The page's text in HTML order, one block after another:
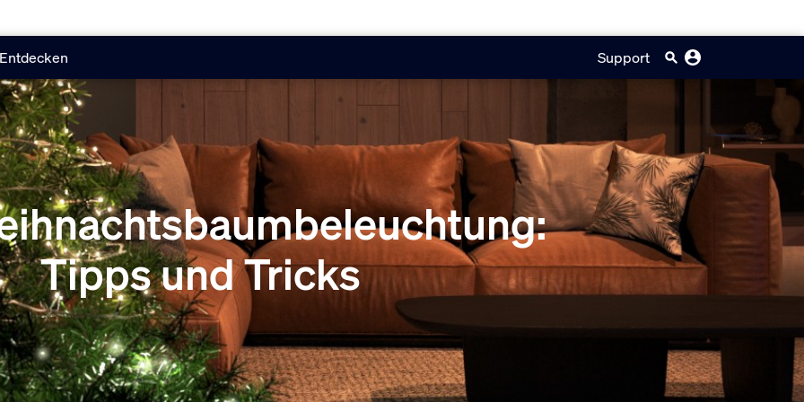
Entdecken Support
Tipps und Tricks